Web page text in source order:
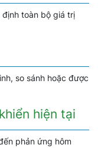
định toàn bộ giá trị
so sánh hoặc được
hiện tại
phản ứng hôm